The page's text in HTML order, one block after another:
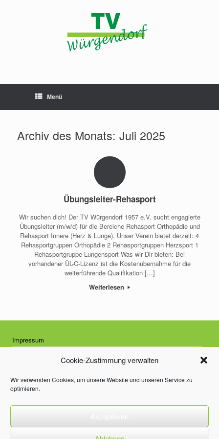
Cookie-Zustimmung verwalten
Wir verwenden Cookies, um unsere Website und unseren Service zu
optimieren.
Menü
Archiv des Monats: Juli 2025
Übungsleiter-Rehasport
Wir suchen dich! Der TV Würgendorf 1957 e.V. sucht engagierte
Übungsleiter (m/w/d) für die Bereiche Rehasport Orthopädie und
Rehasport Innere (Herz & Lunge). Unser Verein bietet derzeit: 4
Rehasportgruppen Orthopädie 2 Rehasportgruppen Herzsport 1
Rehasportgruppe Lungensport Was wir Dir bieten: Bei
vorhandener ÜL-C-Lizenz ist die Kostenübernahme für die
weiterführende Qualifikation […]
Weiterlesen
Impressum
Cookie-Richtlinie (EU)
Facebook